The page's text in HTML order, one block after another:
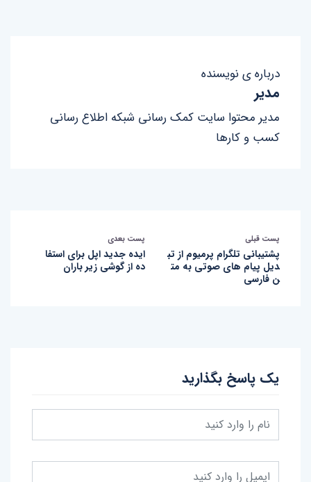
درباره ی نویسنده
مدیر
مدیر محتوا سایت کمک رسانی شبکه اطلاع رسانی
کسب و کارها
پست قبلی
پشتیبانی تلگرام پرمیوم از تب
دیل پیام های صوتی به مت
ن فارسی
پست بعدی
ایده جدید اپل برای استفا
ده از گوشی زیر باران
یک پاسخ بگذارید